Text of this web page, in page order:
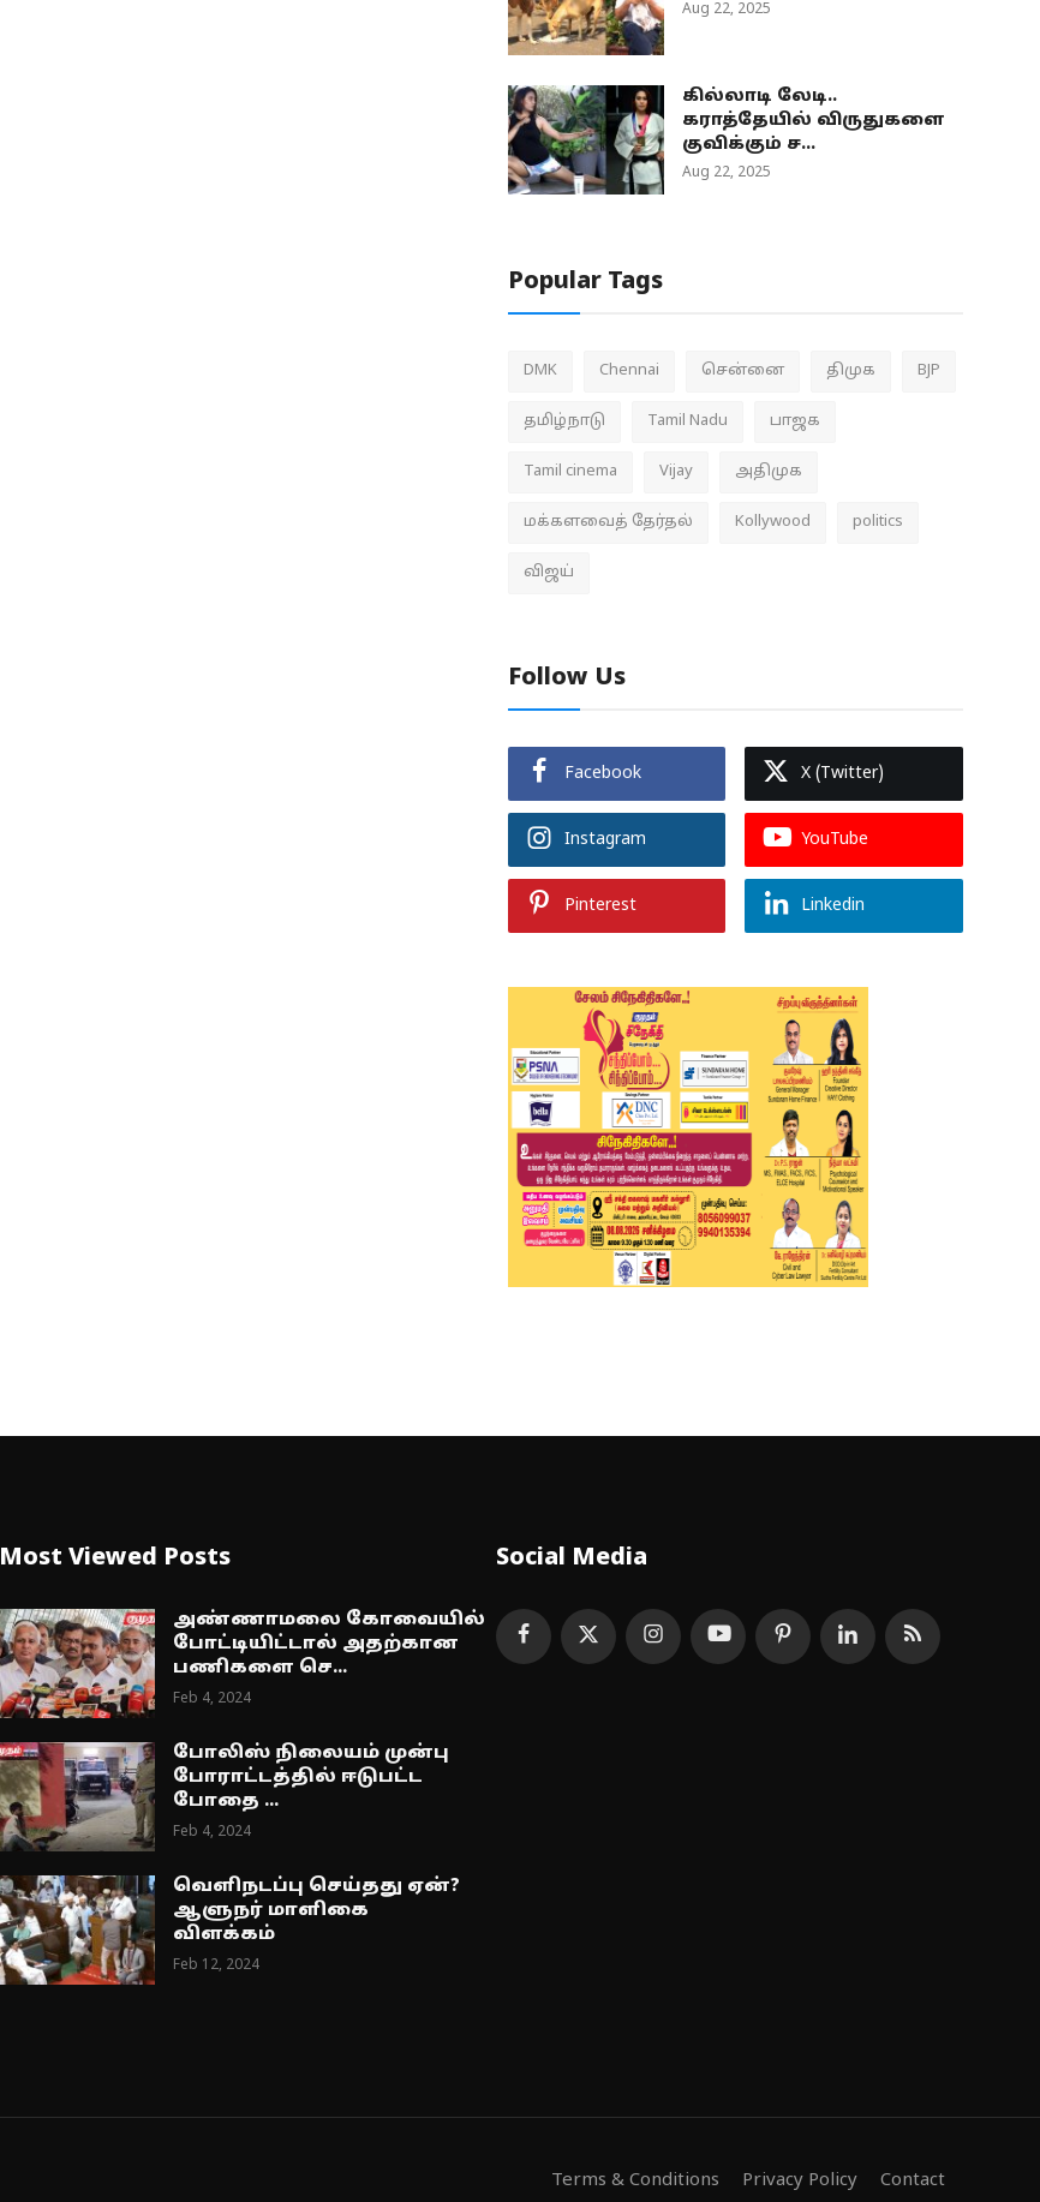
Aug 22, 2025
கில்லாடி லேடி..
கராத்தேயில் விருதுகளை
குவிக்கும் ச...
Aug 22, 2025
Popular Tags
DMK Chennai சென்னை திமுக BJP
தமிழ்நாடு Tamil Nadu பாஜக
Tamil cinema Vijay அதிமுக
மக்களவைத் தேர்தல் Kollywood politics
விஜய்
Follow Us
Facebook X (Twitter)
Instagram YouTube
Pinterest Linkedin
Most Viewed Posts
அண்ணாமலை கோவையில்
போட்டியிட்டால் அதற்கான
பணிகளை செ...
Feb 4, 2024
போலிஸ் நிலையம் முன்பு
போராட்டத்தில் ஈடுபட்ட
போதை ...
Feb 4, 2024
வெளிநடப்பு செய்தது ஏன்?
ஆளுநர் மாளிகை
விளக்கம்
Feb 12, 2024
Social Media
Terms & Conditions Privacy Policy Contact